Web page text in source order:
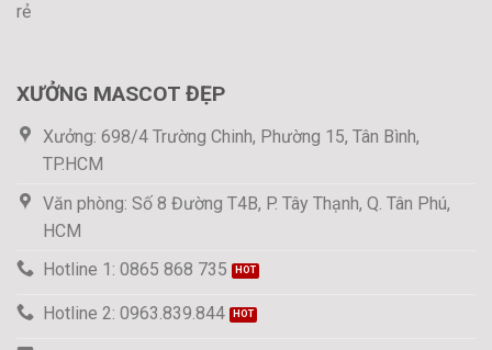
rẻ
XƯỞNG MASCOT ĐẸP
Xưởng: 698/4 Trường Chinh, Phường 15, Tân Bình,
TP.HCM
Văn phòng: Số 8 Đường T4B, P. Tây Thạnh, Q. Tân Phú,
HCM
Hotline 1: 0865 868 735
Hotline 2: 0963.839.844